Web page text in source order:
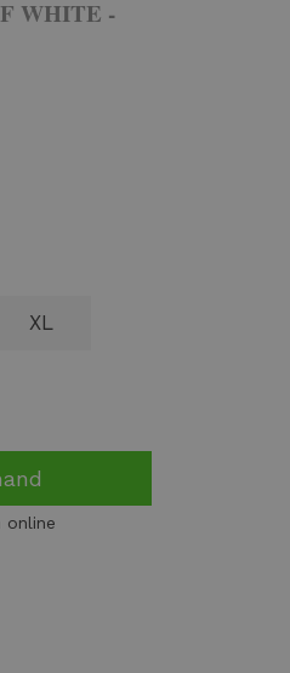
WHITE -
XL
online